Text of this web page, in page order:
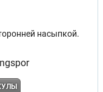
насыпкой.